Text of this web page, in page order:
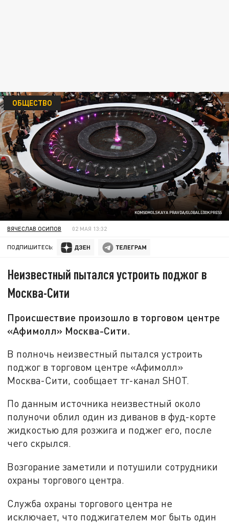
KOMSOMOLSKAYA PRAVDA/GLOBALLOOKPRESS
ОБЩЕСТВО
ВЯЧЕСЛАВ ОСИПОВ 02 МАЯ 13:32
ПОДПИШИТЕСЬ:
Неизвестный пытался устроить поджог в
Москва-Сити
Происшествие произошло в торговом центре
«Афимолл» Москва-Сити.
В полночь неизвестный пытался устроить
поджог в торговом центре «Афимолл»
Москва-Сити, сообщает тг-канал SHOT.
По данным источника неизвестный около
полуночи облил один из диванов в фуд-корте
жидкостью для розжига и поджег его, после
чего скрылся.
Возгорание заметили и потушили сотрудники
охраны торгового центра.
Служба охраны торгового центра не
исключает, что поджигателем мог быть один